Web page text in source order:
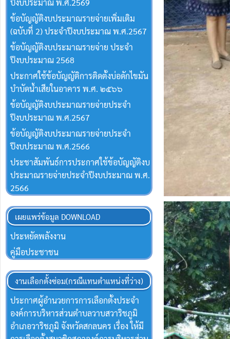
ปีงบประมาณ พ.ศ.2569
ข้อบัญญัติงบประมาณรายจ่ายเพิ่มเติม
(ฉบับที่ 2) ประจำปีงบประมาณ พ.ศ.2567
ข้อบัญญัติงบประมาณรายจ่าย ประจำ
ปีงบประมาณ 2568
ประกาศใช้ข้อบัญญัติการติดตั้งบ่อดักไขมัน
บำบัดน้ำเสียในอาคาร พ.ศ. ๒๕๖๖
ข้อบัญญัติงบประมาณรายจ่ายประจำ
ปีงบประมาณ พ.ศ.2567
ข้อบัญญัติงบประมาณรายจ่ายประจำ
ปีงบประมาณ พ.ศ.2566
ประชาสัมพันธ์การประกาศใช้ข้อบัญญัติงบ
ประมาณรายจ่ายประจำปีงบประมาณ พ.ศ.
2566
เผยแพร่ข้อมูล DOWNLOAD
ประหยัดพลังงาน
คู่มือประชาชน
งานเลือกตั้งซ่อม(กรณีแทนตำแหน่งที่ว่าง)
ประกาศผู้อำนวยการการเลือกตั้งประจำ
องค์การบริหารส่วนตำบลวาบสวาริชภูมิ
อำเภอวาริชภูมิ จังหวัดสกลนคร เรื่อง ให้มี